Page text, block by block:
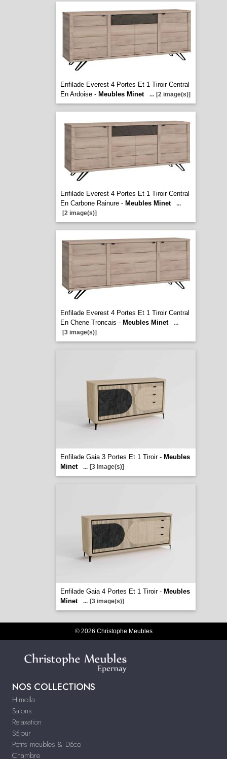
Enfilade Everest 4 Portes Et 1 Tiroir Central
En Ardoise - Meubles Minet ... [2 image(s)]
Enfilade Everest 4 Portes Et 1 Tiroir Central
En Carbone Rainure - Meubles Minet
...
[2 image(s)]
Enfilade Everest 4 Portes Et 1 Tiroir Central
En Chene Troncais - Meubles Minet
...
[3 image(s)]
Enfilade Gaia 3 Portes Et 1 Tiroir - Meubles
Minet
... [3 image(s)]
Enfilade Gaia 4 Portes Et 1 Tiroir - Meubles
Minet
... [3 image(s)]
© 2026 Christophe Meubles
NOS COLLECTIONS
Himolla
Salons
Relaxation
Séjour
Petits meubles & Déco
Chambre